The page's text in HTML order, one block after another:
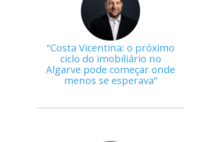
Costa Vicentina: o próximo
ciclo do imobiliário no
Algarve pode começar onde
menos se esperava